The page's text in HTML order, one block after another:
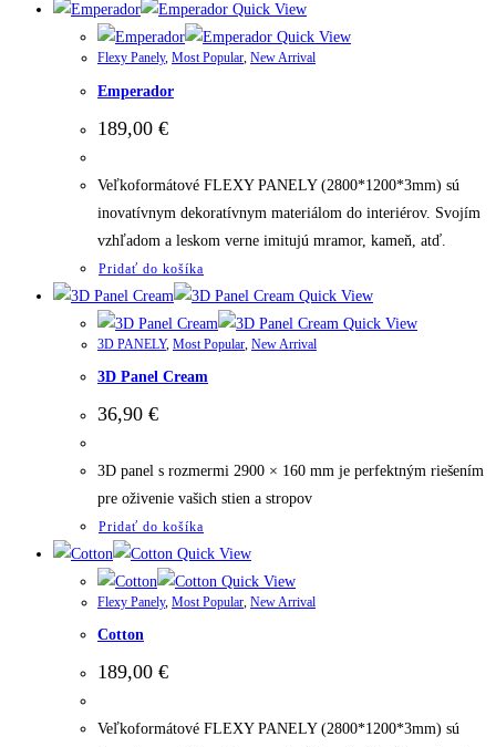
Quick View
Quick View
Flexy Panely, Most Popular, New Arrival
Emperador
189,00 €
Veľkoformátové FLEXY PANELY (2800*1200*3mm) sú
inovatívnym dekoratívnym materiálom do interiérov. Svojím
vzhľadom a leskom verne imitujú mramor, kameň, atď.
Pridať do košíka
Quick View
Quick View
3D PANELY, Most Popular New Arrival
3D Panel Cream
36,90 €
3D panel s rozmermi 2900 × 160 mm je perfektným riešením
pre oživenie vašich stien a stropov
Pridať do košíka
Quick View
Quick View
Flexy Panely, Most Popular, New Arrival
Cotton
189,00 €
Veľkoformátové FLEXY PANELY (2800*1200*3mm) sú